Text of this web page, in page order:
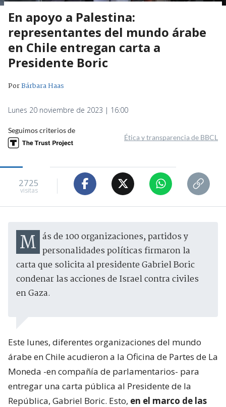
En apoyo a Palestina:
representantes del mundo árabe
en Chile entregan carta a
Presidente Boric
PorBárbara Haas
Lunes 20 noviembre de 2023 | 16:00
Seguimos criterios de
Ética y transparencia de BBCL
2725
visitas
Más de 100 organizaciones, partidos y personalidades políticas firmaron la
carta que solicita al presidente Gabriel Boric
condenar las acciones de Israel contra civiles
en Gaza.
Este lunes, diferentes organizaciones del mundo
árabe en Chile acudieron a la Oficina de Partes de La
Moneda -en compañía de parlamentarios- para
entregar una carta pública al Presidente de la
República, Gabriel Boric. Esto, en el marco de las